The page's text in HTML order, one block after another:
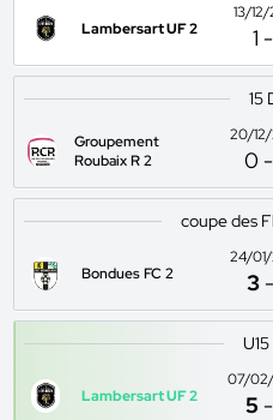
Lambersart UF 2
13/
1 -
15
Groupement
Roubaix R 2
20/
0 -
coupe des
Bondues FC 2
24/
3 -
Lambersart UF 2
07/
5 -